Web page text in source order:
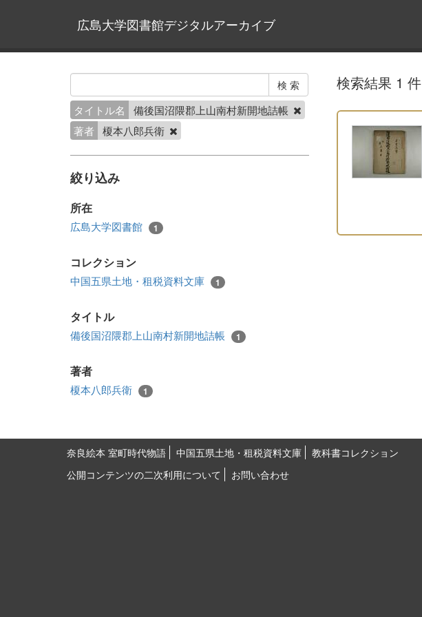
広島大学図書館デジタルアーカイブ
タイトル名
備後国沼隈郡上山南村新開地詰帳
著者
榎本八郎兵衛
絞り込み
所在
広島大学図書館 1
コレクション
中国五県土地・租税資料文庫 1
タイトル
備後国沼隈郡上山南村新開地詰帳 1
著者
榎本八郎兵衛 1
検索結果 1 件
奈良絵本 室町時代物語 中国五県土地・租税資料文庫
教科書コレクション
公開コンテンツの二次利用について
お問い合わせ